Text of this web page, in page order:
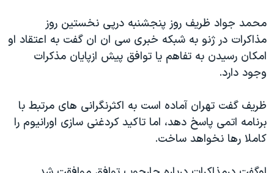
نرگس محمدی برنده جایزه نوبل صلح
همایش محافظه‌کاران آمریکا «سی‌پک»
صفحه‌های ویژه
سفر پرزیدنت ترامپ به چین
محمد جواد ظریف روز پنجشنبه درپی نخستین روز
مذاکرات در ژنو به شبکه خبری سی ان ان گفت به اعتقاد او
امکان رسیدن به تفاهم یا توافق پیش ازپایان مذکرات
وجود دارد.
ظریف گفت تهران آماده است به اکثرنگرانی های مرتبط با
برنامه اتمی پاسخ دهد، اما تاکید کردغنی سازی اورانیوم را
کاملا رها نخواهد ساخت.